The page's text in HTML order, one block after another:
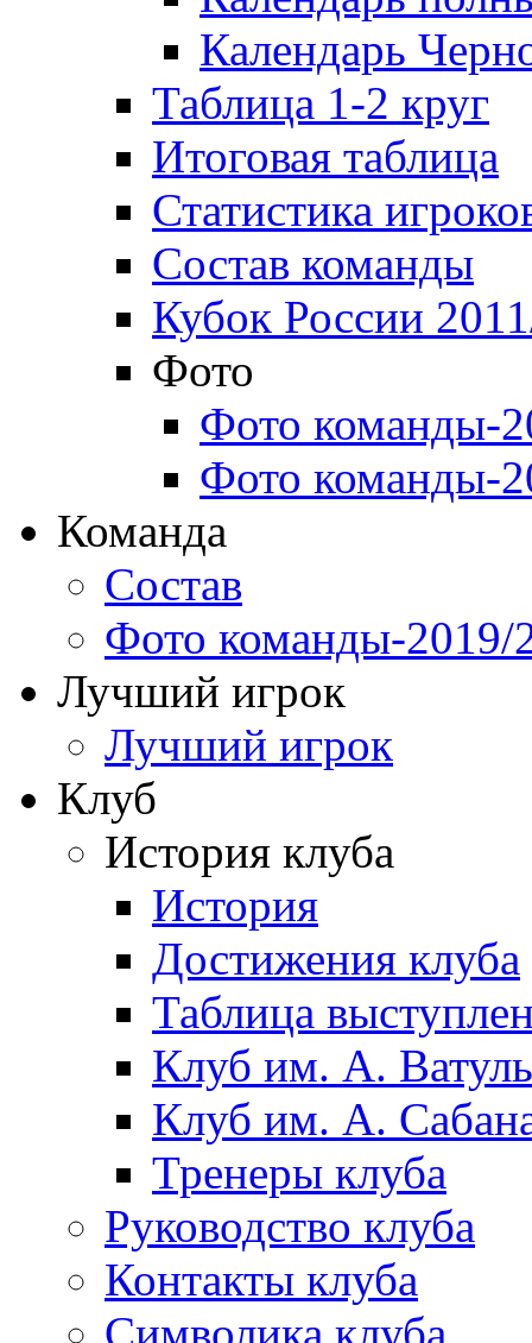
Календарь
Таблица 1-2 круг
Итоговая таблица
Статистика
Состав команды
Кубок России
Фото
Фото команды-
Фото команды-
Команда
Состав
Фото команды-2019/
Лучший игрок
Лучший игрок
Клуб
История клуба
История
Достижения клуба
Таблица
Клуб им. А.
Клуб им. А.
Тренеры клуба
Руководство клуба
Контакты клуба